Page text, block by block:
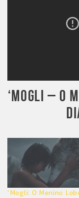
‘MOGLI – O
‘Mogli: O Menino